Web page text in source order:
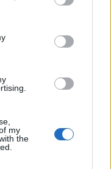
my
the
anglais, les
la grossesse
foetus peuvent
respiratoires. La
à des naissances